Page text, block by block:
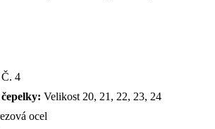
Č. 4
Velikost 20, 21, 22, 23, 24
ocel